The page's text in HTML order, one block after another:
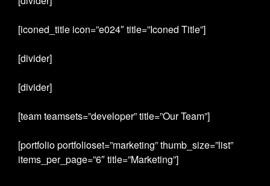
[iconed_title icon=”e024″ title=”Iconed Title”]
[divider]
[divider]
[team teamsets=”developer” title=”Our Team”]
[portfolio portfolioset=”marketing” thumb_size=”list”
items_per_page=”6″ title=”Marketing”]